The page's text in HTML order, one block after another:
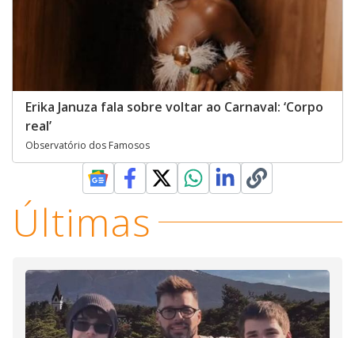
Erika Januza fala sobre voltar ao Carnaval: ‘Corpo
real’
Observatório dos Famosos
Últimas